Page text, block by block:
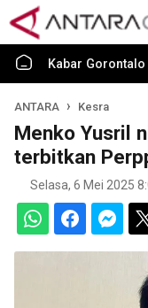
Kabar Gorontalo
ANTARA Kesra
Menko Yusril
terbitkan
Selasa, 6 Mei 2025